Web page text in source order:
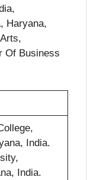
Haryana,
Of Business
India.
India.